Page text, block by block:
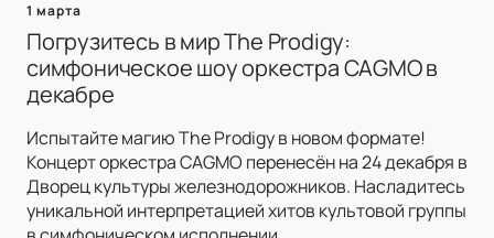
1 марта
Погрузитесь в мир The Prodigy:
симфоническое шоу оркестра CAGMO в
декабре
Испытайте магию The Prodigy в новом формате!
Концерт оркестра CAGMO перенесён на 24 декабря в
Дворец культуры железнодорожников. Насладитесь
уникальной интерпретацией хитов культовой группы